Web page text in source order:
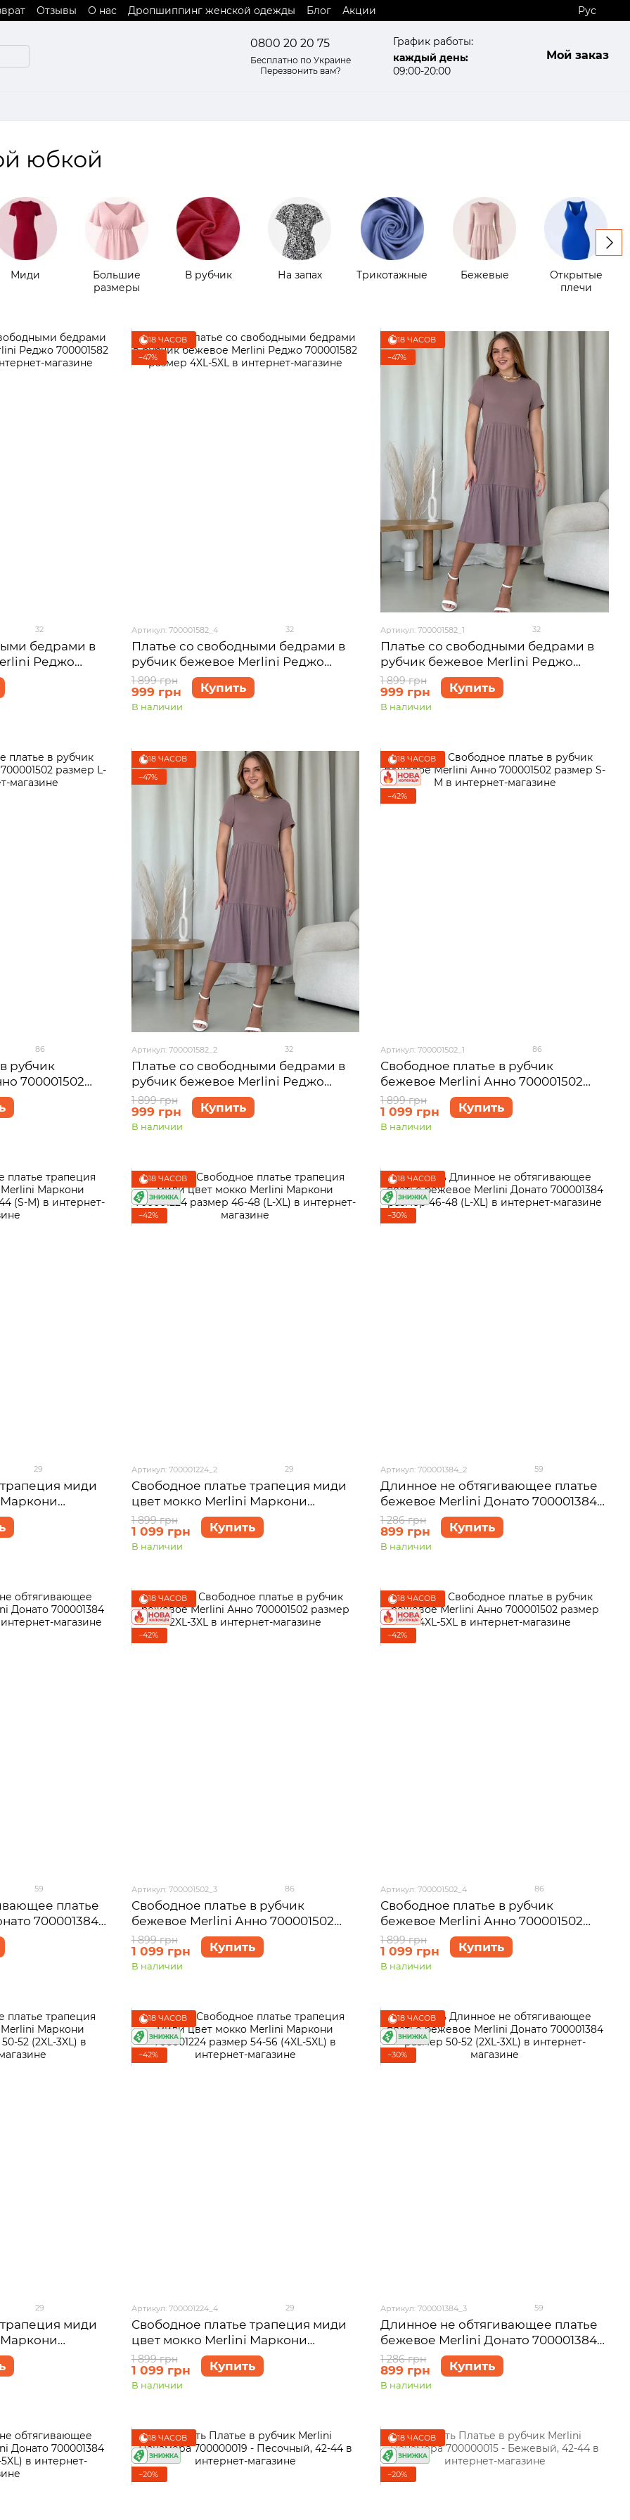
Отзывы О нас Дропшиппинг женской одежды Блог
Акции
Рус
0800 20 20 75
Бесплатно по Украине
Перезвонить вам?
График работы:
каждый день:
09:00-20:00
Мой заказ
юбкой
Миди
Большие
размеры
В рубчик На запах Трикотажные Бежевые
Открытые
плечи
32
бедрами в
Реджо
3XL
18 ЧАСОВ
−47%
Артикул: 700001582_4 32
Платье со свободными бедрами в
рубчик бежевое Merlini Реджо
700001582 размер 4XL-5XL
1 899 грн
999 грн Купить
В наличии
18 ЧАСОВ
−47%
Артикул: 700001582_1 32
Платье со свободными бедрами в
рубчик бежевое Merlini Реджо
700001582 размер S-M
1 899 грн
999 грн Купить
В наличии
86
рубчик
700001502
18 ЧАСОВ
−47%
Артикул: 700001582_2 32
Платье со свободными бедрами в
рубчик бежевое Merlini Реджо
700001582 размер L-XL
1 899 грн
999 грн Купить
В наличии
18 ЧАСОВ
−42%
Артикул: 700001502_1 86
Свободное платье в рубчик
бежевое Merlini Анно 700001502
размер S-M
1 899 грн
1 099 грн Купить
В наличии
29
миди
44 (S-M)
18 ЧАСОВ
−42%
Артикул: 700001224_2 29
Свободное платье трапеция миди
цвет мокко Merlini Маркони
700001224 размер 46-48 (L-XL)
1 899 грн
1 099 грн Купить
В наличии
18 ЧАСОВ
−30%
Артикул: 700001384_2 59
Длинное не обтягивающее платье
бежевое Merlini Донато 700001384
размер 46-48 (L-XL)
1 286 грн
899 грн Купить
В наличии
59
платье
700001384
18 ЧАСОВ
−42%
Артикул: 700001502_3 86
Свободное платье в рубчик
бежевое Merlini Анно 700001502
размер 2XL-3XL
1 899 грн
1 099 грн Купить
В наличии
18 ЧАСОВ
−42%
Артикул: 700001502_4 86
Свободное платье в рубчик
бежевое Merlini Анно 700001502
размер 4XL-5XL
1 899 грн
1 099 грн Купить
В наличии
29
миди
52 (2XL-3XL)
18 ЧАСОВ
−42%
Артикул: 700001224_4 29
Свободное платье трапеция миди
цвет мокко Merlini Маркони
700001224 размер 54-56 (4XL-5XL)
1 899 грн
1 099 грн Купить
В наличии
18 ЧАСОВ
−30%
Артикул: 700001384_3 59
Длинное не обтягивающее платье
бежевое Merlini Донато 700001384
размер 50-52 (2XL-3XL)
1 286 грн
899 грн Купить
В наличии
18 ЧАСОВ
−20%
18 ЧАСОВ
−20%